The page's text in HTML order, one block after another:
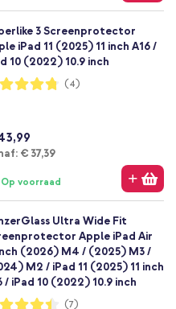
3 Screenprotector
iPad 11 (2025) 11 inch A16 /
10 (2022) 10.9 inch
(4)
Vanaf
€ 37,39
Op voorraad
Ultra Wide Fit
Apple iPad Air
(2026) M4 / (2025) M3 /
M2 / iPad 11 (2025) 11 inch
/ iPad 10 (2022) 10.9 inch
(7)